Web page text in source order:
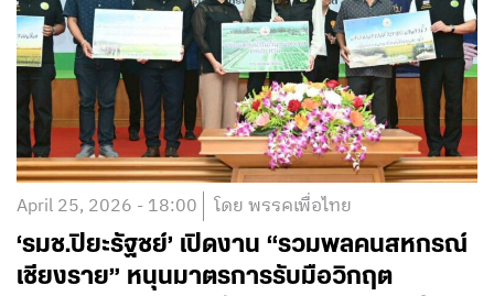
April 25, 2026 - 18:00 โดย พรรคเพื่อไทย
‘รมช.ปิยะรัฐชย์’ เปิดงาน “รวมพลคนสหกรณ์
เชียงราย” หนุนมาตรการรับมือวิกฤต